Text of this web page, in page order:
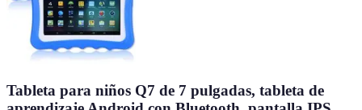
Tableta para niños Q7 de 7 pulgadas, tableta de